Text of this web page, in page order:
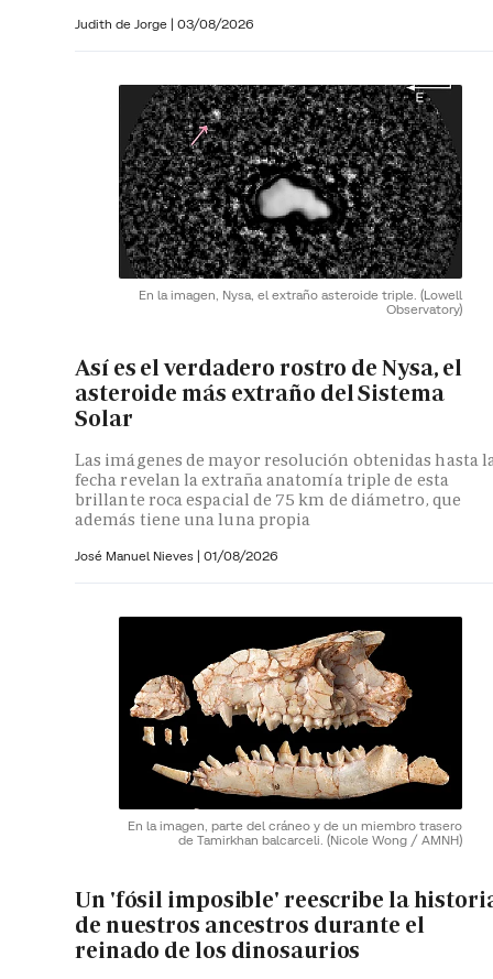
Judith de Jorge | 03/08/2026
En la imagen, Nysa, el extraño asteroide triple. (Lowell
Observatory)
Así es el verdadero rostro de Nysa, el
asteroide más extraño del Sistema
Solar
Las imágenes de mayor resolución obtenidas hasta
fecha revelan la extraña anatomía triple de esta
brillante roca espacial de 75 km de diámetro, que
además tiene una luna propia
José Manuel Nieves | 01/08/2026
En la imagen, parte del cráneo y de un miembro trasero
de Tamirkhan balcarceli. (Nicole Wong / AMNH)
Un 'fósil imposible' reescribe la
de nuestros ancestros durante el
reinado de los dinosaurios